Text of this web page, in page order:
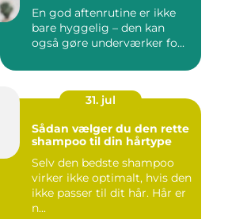
En god aftenrutine er ikke
bare hyggelig – den kan
også gøre underværker fo...
31. jul
Sådan vælger du den rette
shampoo til din hårtype
Selv den bedste shampoo
virker ikke optimalt, hvis den
ikke passer til dit hår. Hår er
n...